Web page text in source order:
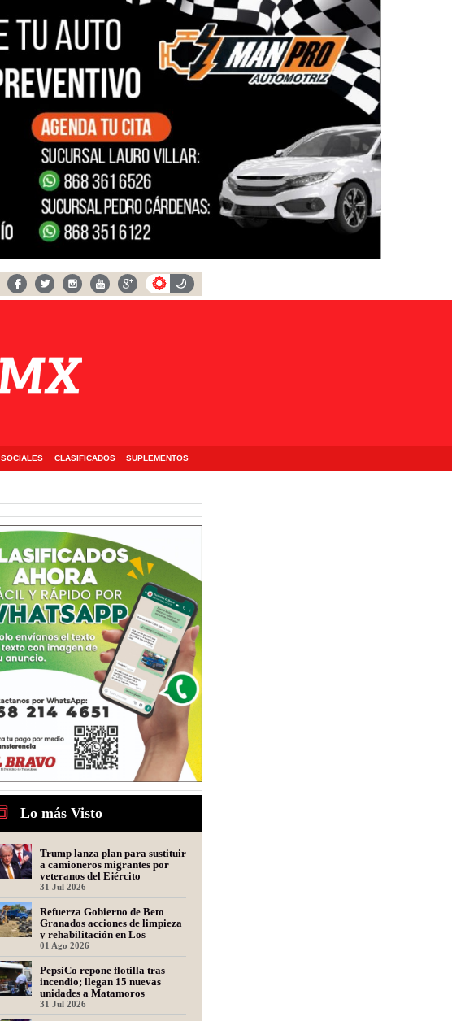
SOCIALES CLASIFICADOS SUPLEMENTOS
Lo más Visto
Trump lanza plan para sustituir
a camioneros migrantes por
veteranos del Ejército
31 Jul 2026
Refuerza Gobierno de Beto
Granados acciones de limpieza
y rehabilitación en Los
Presidentes
01 Ago 2026
PepsiCo repone flotilla tras
incendio; llegan 15 nuevas
unidades a Matamoros
31 Jul 2026